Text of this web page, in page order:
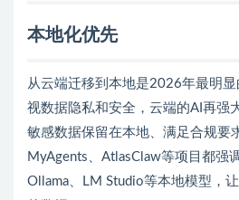
本地化优先
从云端迁移到本地是2026年最明
视数据隐私和安全，云端的AI再强
敏感数据保留在本地、满足合规要
MyAgents、AtlasClaw等项目都强
Ollama、LM Studio等本地模型，